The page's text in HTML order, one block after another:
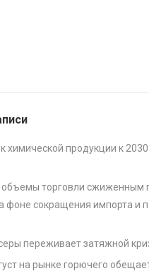
химической продукции к
торговли сжиженным
фоне сокращения импорта и
переживает затяжной
на рынке горючего